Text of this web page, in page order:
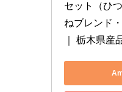
セット（ひ
ねブレンド
｜ 栃木県産